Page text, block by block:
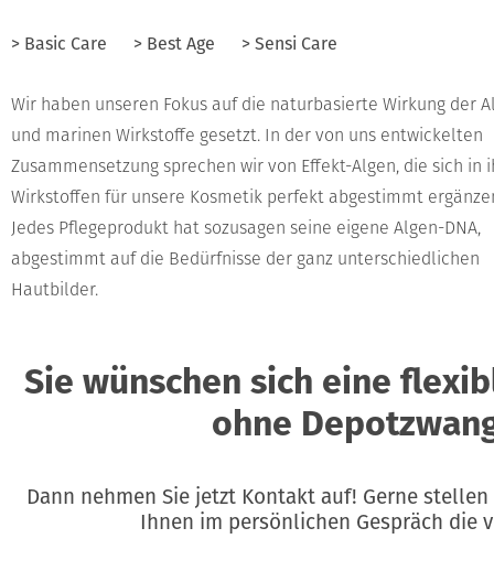
> Basic Care > Best Age > Sensi Care
Wir haben unseren Fokus auf die naturbasierte Wirkung der
und marinen Wirkstoffe gesetzt. In der von uns entwickelten
Zusammensetzung sprechen wir von Effekt-Algen, die sich in
Wirkstoffen für unsere Kosmetik perfekt abgestimmt
Jedes Pflegeprodukt hat sozusagen seine eigene Algen-DNA,
abgestimmt auf die Bedürfnisse der ganz unterschiedlichen
Hautbilder.
Sie wünschen sich eine
ohne
Dann nehmen Sie jetzt Kontakt auf! Gerne
Ihnen im persönlichen Gespräch die